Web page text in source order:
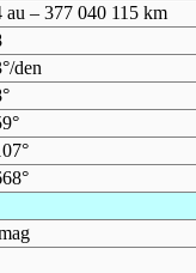
au – 377 040 115 km
den